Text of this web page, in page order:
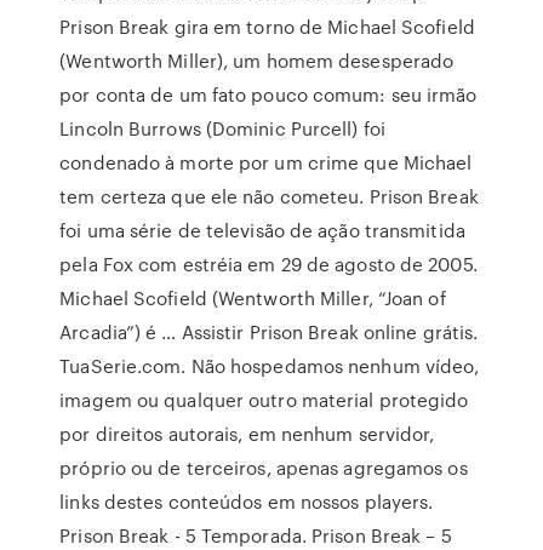
Prison Break gira em torno de Michael Scofield
(Wentworth Miller), um homem desesperado
por conta de um fato pouco comum: seu irmão
Lincoln Burrows (Dominic Purcell) foi
condenado à morte por um crime que Michael
tem certeza que ele não cometeu. Prison Break
foi uma série de televisão de ação transmitida
pela Fox com estréia em 29 de agosto de 2005.
Michael Scofield (Wentworth Miller, “Joan of
Arcadia”) é … Assistir Prison Break online grátis.
TuaSerie.com. Não hospedamos nenhum vídeo,
imagem ou qualquer outro material protegido
por direitos autorais, em nenhum servidor,
próprio ou de terceiros, apenas agregamos os
links destes conteúdos em nossos players.
Prison Break - 5 Temporada. Prison Break – 5